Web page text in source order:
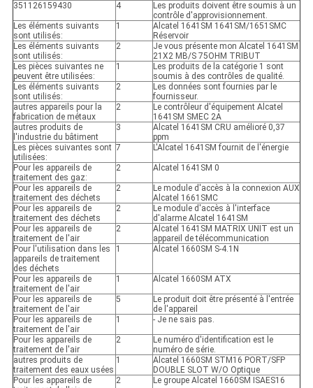
351126159430
4
Les produits doivent être soumis à un
contrôle d'approvisionnement.
Les éléments suivants
sont utilisés:
1
Alcatel 1641SM 1641SM/1651SMC
Réservoir
Les éléments suivants
sont utilisés:
2
Je vous présente mon Alcatel 1641SM
21X2 MB/S 75OHM TRIBUT
Les pièces suivantes ne
peuvent être utilisées:
1
Les produits de la catégorie 1 sont
soumis à des contrôles de qualité.
Les éléments suivants
sont utilisés:
2
Les données sont fournies par le
fournisseur.
autres appareils pour la
fabrication de métaux
2
Le contrôleur d'équipement Alcatel
1641SM SMEC 2A
autres produits de
l'industrie du bâtiment
3
Alcatel 1641SM CRU amélioré 0,37
ppm
Les pièces suivantes sont
utilisées:
7 L'Alcatel 1641SM fournit de l'énergie
Pour les appareils de
traitement des gaz:
2 Alcatel 1641SM 0
Pour les appareils de
traitement des déchets
2
Le module d'accès à la connexion AUX
Alcatel 1661SMC
Pour les appareils de
traitement des déchets
2
Le module d'accès à l'interface
d'alarme Alcatel 1641SM
Pour les appareils de
traitement de l'air
2
Alcatel 1641SM MATRIX UNIT est un
appareil de télécommunication
Pour l'utilisation dans les
appareils de traitement
des déchets
1 Alcatel 1660SM S-4.1N
Pour les appareils de
traitement de l'air
1 Alcatel 1660SM ATX
Pour les appareils de
traitement de l'air
5
Le produit doit être présenté à l'entrée
de l'appareil
Pour les appareils de
traitement de l'air
1 - Je ne sais pas.
Pour les appareils de
traitement de l'air
2
Le numéro d'identification est le
numéro de série.
autres produits de
traitement des eaux usées
1
Alcatel 1660SM STM16 PORT/SFP
DOUBLE SLOT W/O Optique
Pour les appareils de
2 Le groupe Alcatel 1660SM ISAES16